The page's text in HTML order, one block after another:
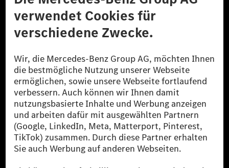
© 2026 Mercedes-Benz Group AG. Alle Rechte vorbehalten.
reduzierte CO₂-Emissionen bei der Mercedes-Benz Group durch
zertifizierte Ausgleichsprojekte kompensiert werden.
[2] Renewable Charging ist ein integraler Bestandteil von MB.CHARGE
Public in Europa, den USA, Kanada und China. Sofern an der jeweiligen
Ladestation noch kein Strom aus erneuerbaren Energien vorliegt,
verwendet Renewable Charging Grünstromzertifikate*. Diese stellen
sicher, dass für Ladevorgänge über MB.CHARGE Public eine äquivalente
Strommenge aus erneuerbaren Energien ins Stromnetz eingespeist wird.
Sie stammen ausschließlich aus Wind- und Solarkraftanlagen, die jünger
als sechs Jahre sind.
* Inkl. EKOenergy Ökolabel